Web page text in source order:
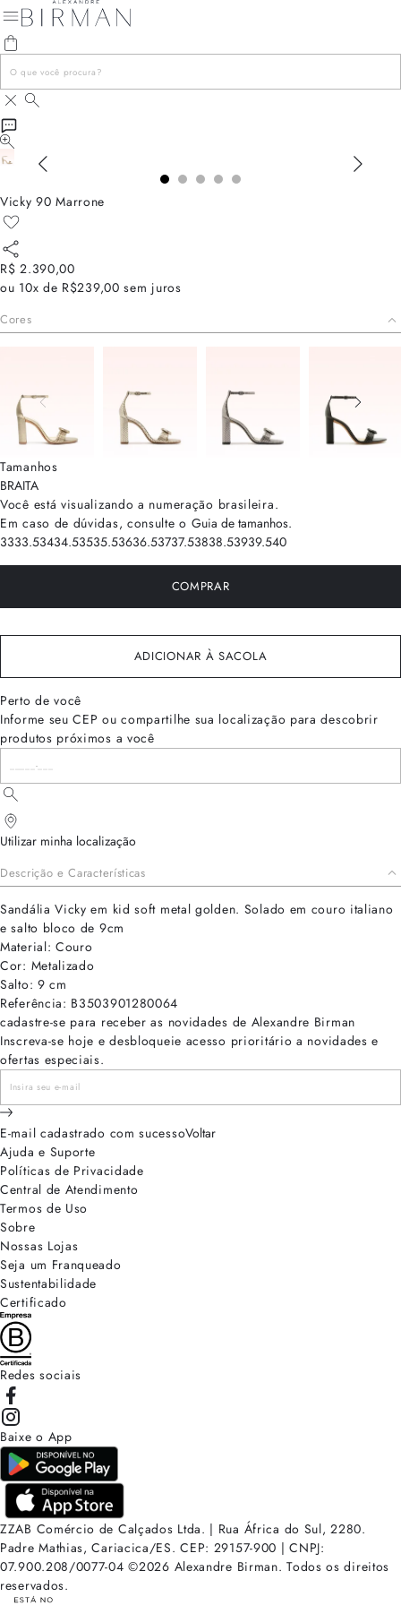
Vicky 90 Marrone
R$ 2.390,00
ou 10x de R$239,00 sem juros
Cores
Tamanhos
BRAITA
Você está visualizando a numeração brasileira.
Em caso de dúvidas, consulte o Guia de tamanhos.
3333.53434.53535.53636.53737.53838.53939.540
COMPRAR
ADICIONAR À SACOLA
Perto de você
Informe seu CEP ou compartilhe sua localização para descobrir
produtos próximos a você
Utilizar minha localização
Descrição e Características
Sandália Vicky em kid soft metal golden. Solado em couro italiano
e salto bloco de 9cm
Material: Couro
Cor: Metalizado
Salto: 9 cm
Referência: B3503901280064
cadastre-se para receber as novidades de Alexandre Birman
Inscreva-se hoje e desbloqueie acesso prioritário a novidades e
ofertas especiais.
E-mail cadastrado com sucessoVoltar
Ajuda e Suporte
Políticas de Privacidade
Central de Atendimento
Termos de Uso
Sobre
Nossas Lojas
Seja um Franqueado
Sustentabilidade
Certificado
Redes sociais
Baixe o App
ZZAB Comércio de Calçados Ltda. | Rua África do Sul, 2280.
Padre Mathias, Cariacica/ES. CEP: 29157-900 | CNPJ:
07.900.208/0077-04 ©2026 Alexandre Birman. Todos os direitos
reservados.